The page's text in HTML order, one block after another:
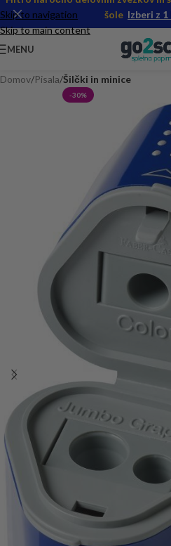
Skip to navigation
Skip to main content
šole Izberi z
MENU
Domov Pisala Šilčki in minice
-30%